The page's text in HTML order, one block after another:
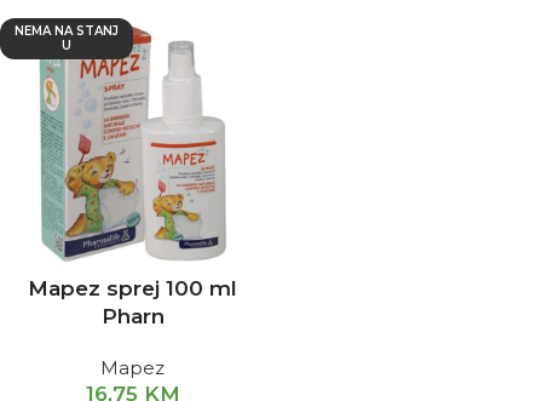
NEMA NA STANJ
U
Mapez sprej 100 ml
Pharn
Mapez
16,75 KM